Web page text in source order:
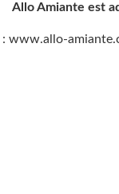
Allo Amiante est
: www.allo-